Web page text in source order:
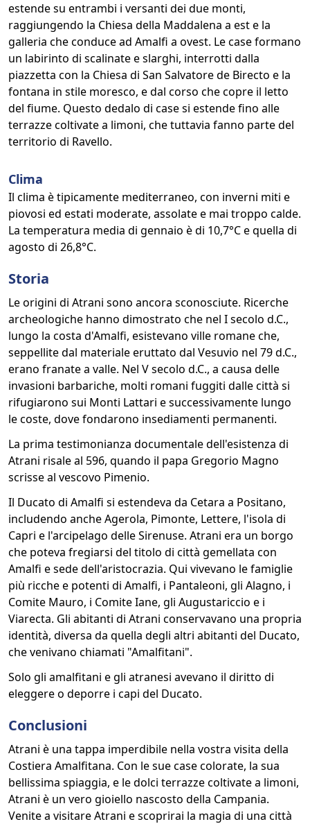
estende su entrambi i versanti dei due monti,
raggiungendo la Chiesa della Maddalena a est e la
galleria che conduce ad Amalfi a ovest. Le case formano
un labirinto di scalinate e slarghi, interrotti dalla
piazzetta con la Chiesa di San Salvatore de Birecto e la
fontana in stile moresco, e dal corso che copre il letto
del fiume. Questo dedalo di case si estende fino alle
terrazze coltivate a limoni, che tuttavia fanno parte del
territorio di Ravello.
Clima
Il clima è tipicamente mediterraneo, con inverni miti e
piovosi ed estati moderate, assolate e mai troppo calde.
La temperatura media di gennaio è di 10,7°C e quella di
agosto di 26,8°C.
Storia
Le origini di Atrani sono ancora sconosciute. Ricerche
archeologiche hanno dimostrato che nel I secolo d.C.,
lungo la costa d'Amalfi, esistevano ville romane che,
seppellite dal materiale eruttato dal Vesuvio nel 79 d.C.,
erano franate a valle. Nel V secolo d.C., a causa delle
invasioni barbariche, molti romani fuggiti dalle città si
rifugiarono sui Monti Lattari e successivamente lungo
le coste, dove fondarono insediamenti permanenti.
La prima testimonianza documentale dell'esistenza di
Atrani risale al 596, quando il papa Gregorio Magno
scrisse al vescovo Pimenio.
Il Ducato di Amalfi si estendeva da Cetara a Positano,
includendo anche Agerola, Pimonte, Lettere, l'isola di
Capri e l'arcipelago delle Sirenuse. Atrani era un borgo
che poteva fregiarsi del titolo di città gemellata con
Amalfi e sede dell'aristocrazia. Qui vivevano le famiglie
più ricche e potenti di Amalfi, i Pantaleoni, gli Alagno, i
Comite Mauro, i Comite Iane, gli Augustariccio e i
Viarecta. Gli abitanti di Atrani conservavano una propria
identità, diversa da quella degli altri abitanti del Ducato,
che venivano chiamati "Amalfitani".
Solo gli amalfitani e gli atranesi avevano il diritto di
eleggere o deporre i capi del Ducato.
Conclusioni
Atrani è una tappa imperdibile nella vostra visita della
Costiera Amalfitana. Con le sue case colorate, la sua
bellissima spiaggia, e le dolci terrazze coltivate a limoni,
Atrani è un vero gioiello nascosto della Campania.
Venite a visitare Atrani e scoprirai la magia di una città